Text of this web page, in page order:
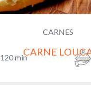
CARNES
CARNE
120 min